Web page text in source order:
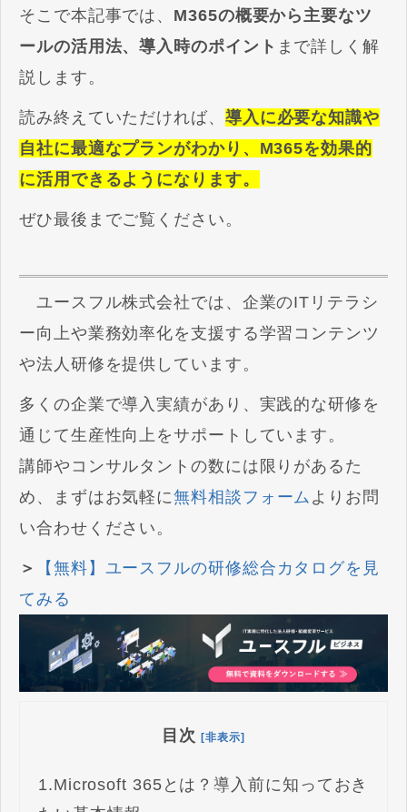
そこで本記事では、 M365の概要から主要なツ
ールの活用法、導入時のポイント まで詳しく解
説します。
読み終えていただければ、 導入に必要な知識や
自社に最適なプランがわかり、M365を効果的
に活用できるようになります。
ぜひ最後までご覧ください。
ユースフル株式会社では、企業のITリテラシ
ー向上や業務効率化を支援する学習コンテンツ
や法人研修を提供しています。
多くの企業で導入実績があり、実践的な研修を
通じて生産性向上をサポートしています。
講師やコンサルタントの数には限りがあるた
め、まずはお気軽に無料相談フォーム よりお問
い合わせください。
＞
【無料】ユースフルの研修総合カタログを見
てみる
目次 [非表示]
1.Microsoft 365とは？導入前に知っておき